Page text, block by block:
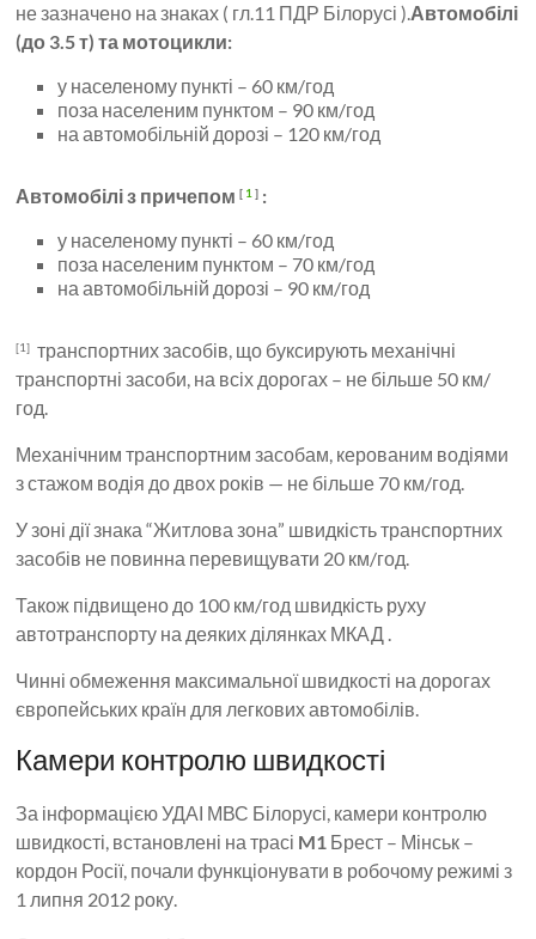
не зазначено на знаках ( гл.11 ПДР Білорусі ).Автомобілі
(до 3.5 т) та мотоцикли:
у населеному пункті – 60 км/год
поза населеним пунктом – 90 км/год
на автомобільній дорозі – 120 км/год
Автомобілі з причепом[ 1 ] :
у населеному пункті – 60 км/год
поза населеним пунктом – 70 км/год
на автомобільній дорозі – 90 км/год
[1] транспортних засобів, що буксирують механічні
транспортні засоби, на всіх дорогах – не більше 50 км/
год.
Механічним транспортним засобам, керованим водіями
з стажом водія до двох років — не більше 70 км/год.
У зоні дії знака “Житлова зона” швидкість транспортних
засобів не повинна перевищувати 20 км/год.
Також підвищено до 100 км/год швидкість руху
автотранспорту на деяких ділянках МКАД .
Чинні обмеження максимальної швидкості на дорогах
європейських країн для легкових автомобілів.
Камери контролю швидкості
За інформацією УДАІ МВС Білорусі, камери контролю
швидкості, встановлені на трасі M1 Брест – Мінськ –
кордон Росії, почали функціонувати в робочому режимі з
1 липня 2012 року.